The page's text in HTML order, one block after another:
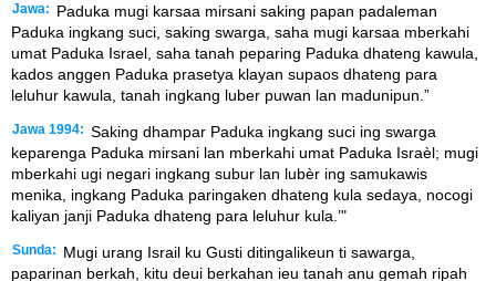
Jawa:
Paduka mugi karsaa mirsani saking papan padaleman
Paduka ingkang suci, saking swarga, saha mugi karsaa mberkahi
umat Paduka Israel, saha tanah peparing Paduka dhateng kawula,
kados anggen Paduka prasetya klayan supaos dhateng para
leluhur kawula, tanah ingkang luber puwan lan madunipun.”
Jawa 1994: Saking dhampar Paduka ingkang suci ing swarga
keparenga Paduka mirsani lan mberkahi umat Paduka Israèl; mugi
mberkahi ugi negari ingkang subur lan lubèr ing samukawis
menika, ingkang Paduka paringaken dhateng kula sedaya, nocogi
kaliyan janji Paduka dhateng para leluhur kula.’"
Sunda:
Mugi urang Israil ku Gusti ditingalikeun ti sawarga,
paparinan berkah, kitu deui berkahan ieu tanah anu gemah ripah